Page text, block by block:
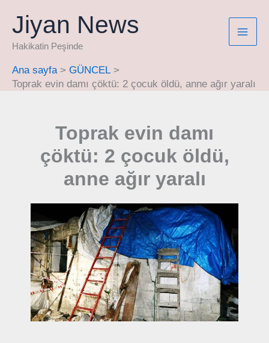
Jiyan News
Hakikatin Peşinde
Ana sayfa
GÜNCEL
Toprak evin damı çöktü: 2 çocuk öldü, anne ağır yaralı
Toprak evin damı
çöktü: 2 çocuk öldü,
anne ağır yaralı